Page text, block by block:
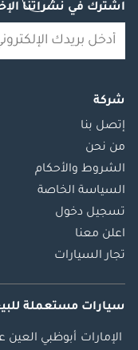
اشترك في نشراتنا
شركة
إتصل بنا
من نحن
الشروط والأحكام
السياسة الخاصة
تسجيل دخول
اعلن معنا
تجار السيارات
سيارات مستعملة
الإمارات أبوظبي العين